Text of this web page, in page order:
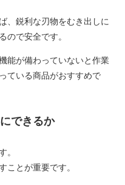
、鋭利な刃物をむき出しに
ので安全です。
能が備わっていないと作業
ている商品がおすすめで
できるか
。
ことが重要です。